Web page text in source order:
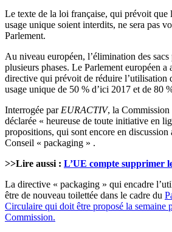
Le texte de la loi française, qui prévoit que
usage unique soient interdits, ne sera pas
Parlement.
Au niveau européen, l’élimination des sacs
plusieurs phases. Le Parlement européen a
directive qui prévoit de réduire l’utilisation
usage unique de 50 % d’ici 2017 et de 80
Interrogée parEURACTIV, la Commission
déclarée « heureuse de toute initiative en
propositions, qui sont encore en discussion
Conseil « packaging » .
>>Lire aussi : L’UE compte supprimer
La directive « packaging » qui encadre
être de nouveau toilettée dans le cadre du
Circulaire qui doit être proposé la semaine
Commission.